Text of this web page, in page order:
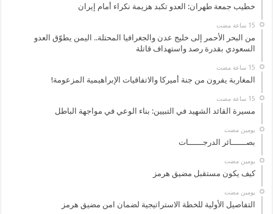
خطيب جمعة طهران: العدو تكبد هزيمة نكراء أمام إيران
من البحر الأحمر إلى خليج عدن والجغرافيا المحتلة.. اليمن يطوّق العدو
السعودي بقدرة رصد واستهداف قاتلة
المغاربة يفرون من جنة أميركا والاتفاقيات الإبراهيمية المزعومة!
مسيرة القائد الشهيد في التبيين: بناء الوعي في مواجهة الباطل
‏يومين مضت
بصــــــائر الدرجــــــات
‏يومين مضت
كيف يكون مستقبل مضيق هرمز
‏يومين مضت
التفاصيل الأولية للخطة الاستراتيجية لضمان امن مضيق هرمز